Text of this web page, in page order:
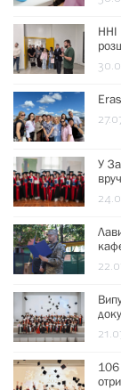
ННІ
У
106